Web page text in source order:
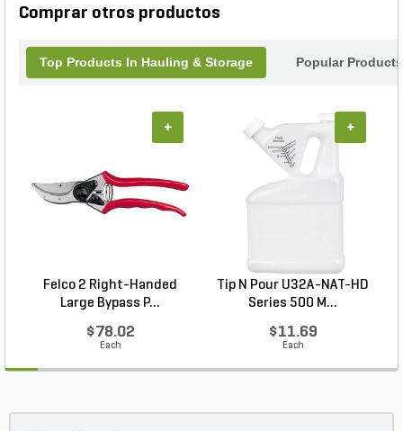
Comprar otros productos
Top Products In Hauling & Storage Popular Products
Felco 2 Right-Handed
Large Bypass P...
$78.02
Each
+
Tip N Pour U32A-NAT-HD
Series 500 M...
$11.69
Each
+